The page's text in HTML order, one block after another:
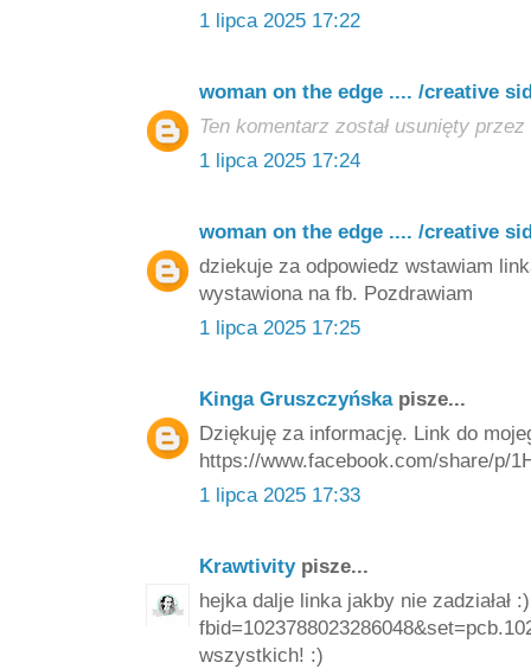
1 lipca 2025 17:22
woman on the edge .... /creative
Ten komentarz został usunięty
1 lipca 2025 17:24
woman on the edge .... /creative
dziekuje za odpowiedz wstawiam
wystawiona na fb. Pozdrawiam
1 lipca 2025 17:25
Kinga Gruszczyńskapisze...
Dziękuję za informację. Link do
https://www.facebook.com/share/p/
1 lipca 2025 17:33
Krawtivitypisze...
hejka dalje linka jakby nie zadziałał
wszystkich! :)